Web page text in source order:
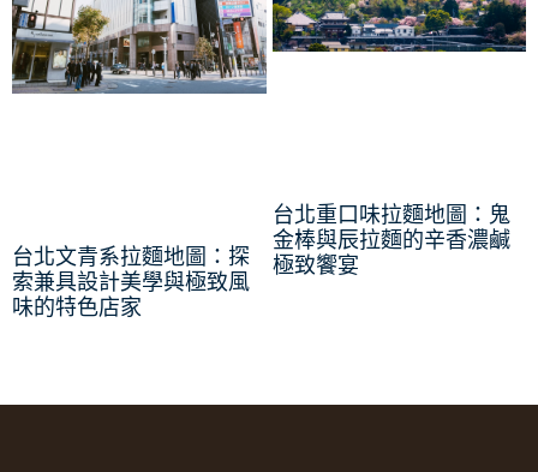
台北文青系拉麵地圖：探
索兼具設計美學與極致風
味的特色店家
台北重口味拉麵地圖：鬼
金棒與辰拉麵的辛香濃鹹
極致饗宴